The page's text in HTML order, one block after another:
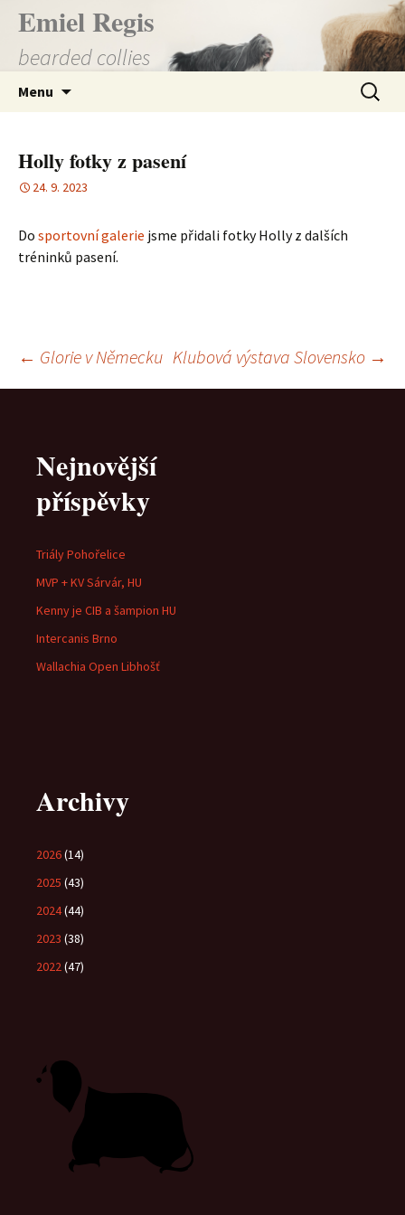
Přejít
obsahu
Emiel Regis
bearded collies
Menu
Holly fotky z pasení
24. 9. 2023
Do sportovní galerie jsme přidali fotky Holly z dalších
tréninků pasení.
Navigace
příspěvky
← Glorie v Německu Klubová výstava Slovensko →
Nejnovější
příspěvky
Triály Pohořelice
MVP + KV Sárvár, HU
Kenny je CIB a šampion HU
Intercanis Brno
Wallachia Open Libhošť
Archivy
2026(14)
2025 (43)
2024(44)
2023 (38)
2022(47)